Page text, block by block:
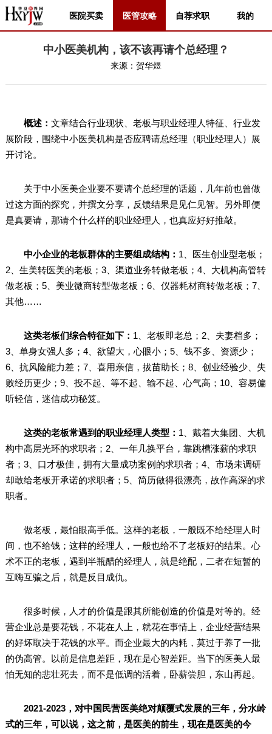
医院买卖 医管攻略 自荐求职 我的
中小医美机构，该不该再请个总经理？
来源： 贺华煜
概述： 文章结合行业现状、老板与职业经理人特征、行业发
展阶段，围绕中小医美机构是否应聘请总经理（职业经理人）展
开讨论。
关于中小医美企业要不要请个总经理的话题，几年前也曾做
过这方面的探究，并撰文分享，反馈结果是见仁见智。另外即便
是真要请，那请个什么样的职业经理人，也真应好好推敲。
中小企业的老板群体的主要组成结构： 1、医生创业型老板；
2、生美转医美的老板；3、渠道业务转做老板；4、大机构高管转
做老板；5、美业微商转型做老板；6、仪器耗材商转做老板；7、
其他……
这类老板们综合特征如下： 1、老板即老总；2、夫妻档多；
3、单身女强人多；4、欲望大，心眼小；5、钱不多、资源少；
6、抗风险能力差；7、喜用亲信，拔苗助长；8、创业经验少、失
败经历更少；9、投不起、等不起、输不起、心气高；10、容易偏
听轻信，迷信成功秘笈。
这类的老板常遇到的职业经理人类型： 1、戴着大集团、大机
构中高层光环的求职者；2、一年几换平台，靠跳槽涨薪的求职
者；3、口才极佳，拥有大量成功案例的求职者；4、市场未调研
却敢给老板开承诺的求职者；5、简历做得很漂亮，故作高深的求
职者。
做老板，最怕眼高手低。这样的老板，一般既不给经理人时
间，也不给钱；这样的经理人，一般也给不了老板好的结果。心
术不正的老板，遇到半瓶醋的经理人，就是绝配，二者在短暂的
互嗨互骗之后，就是反目成仇。
很多时候，人才的价值是跟其所能创造的价值是对等的。经
营企业总是要花钱，不花在人上，就花在事情上，企业经营结果
的好坏取决于花钱的水平。而企业最大的内耗，莫过于养了一批
的伪高管。以前是信息差距，现在是心智差距。当下的医美人最
怕无知的悲壮死去，而不是低调的活着，卧薪尝胆，东山再起。
2021-2023，对中国民营医美绝对颠覆式发展的三年，分水岭
式的三年，可以说，这之前，是医美的前生，现在是医美的今